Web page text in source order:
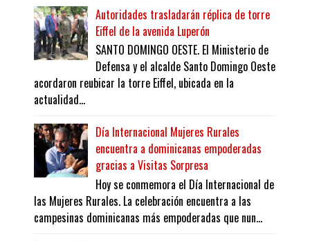
Autoridades trasladarán réplica de torre
Eiffel de la avenida Luperón
SANTO DOMINGO OESTE. El Ministerio de
Defensa y el alcalde Santo Domingo Oeste
acordaron reubicar la torre Eiffel, ubicada en la
actualidad...
Día Internacional Mujeres Rurales
encuentra a dominicanas empoderadas
gracias a Visitas Sorpresa
Hoy se conmemora el Día Internacional de
las Mujeres Rurales. La celebración encuentra a las
campesinas dominicanas más empoderadas que nun...